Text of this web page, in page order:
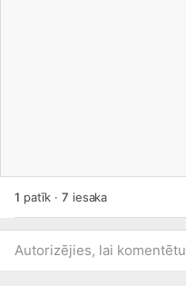
1 patīk ·7 iesaka
Autorizējies, lai komentētu